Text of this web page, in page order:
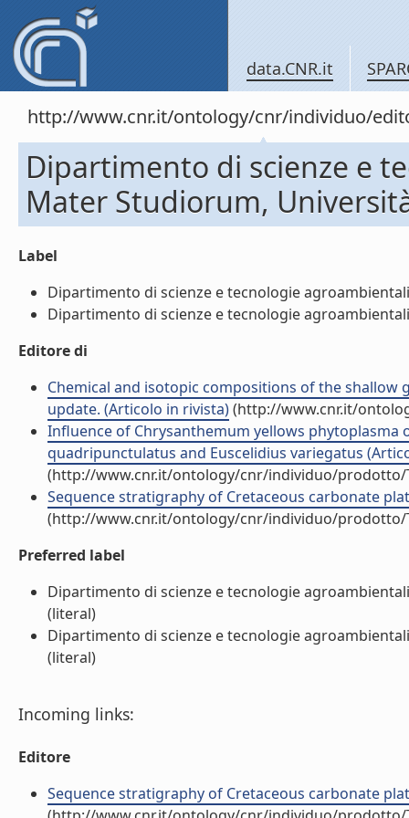
data.CNR.it
http://www.cnr.it/ontology/cnr/individuo/
Dipartimento di scienze e
Mater Studiorum,
Label
Dipartimento di scienze e tecnologie
Dipartimento di scienze e tecnologie
Editore di
Chemical and isotopic compositions of the shallow
update. (Articolo in rivista)(http://www.cnr.it/
Influence of Chrysanthemum yellows
quadripunctulatus and Euscelidius variegatus
(http://www.cnr.it/ontology/cnr/individuo/prodotto/
Sequence stratigraphy of Cretaceous carbonate
(http://www.cnr.it/ontology/cnr/individuo/prodotto/
Preferred label
Dipartimento di scienze e tecnologie
(literal)
Dipartimento di scienze e tecnologie
(literal)
Incoming links:
Editore
Sequence stratigraphy of Cretaceous carbonate